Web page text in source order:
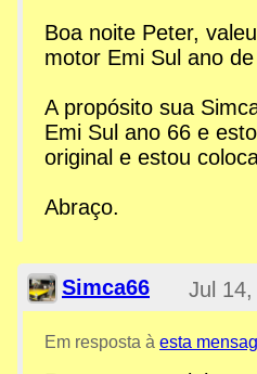
2:12am
Boa noite Peter,
motor Emi Sul ano
A propósito sua
Emi Sul ano 66 e
original e estou
Abraço.
Simca66 Jul 14,
Em resposta à esta